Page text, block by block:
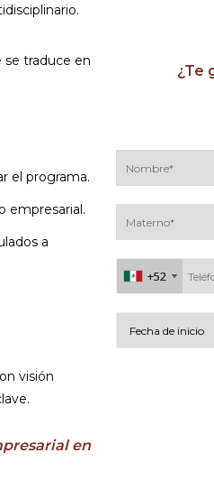
se traduce en
el programa.
empresarial.
a
visión
en
¿Te
+52
+52